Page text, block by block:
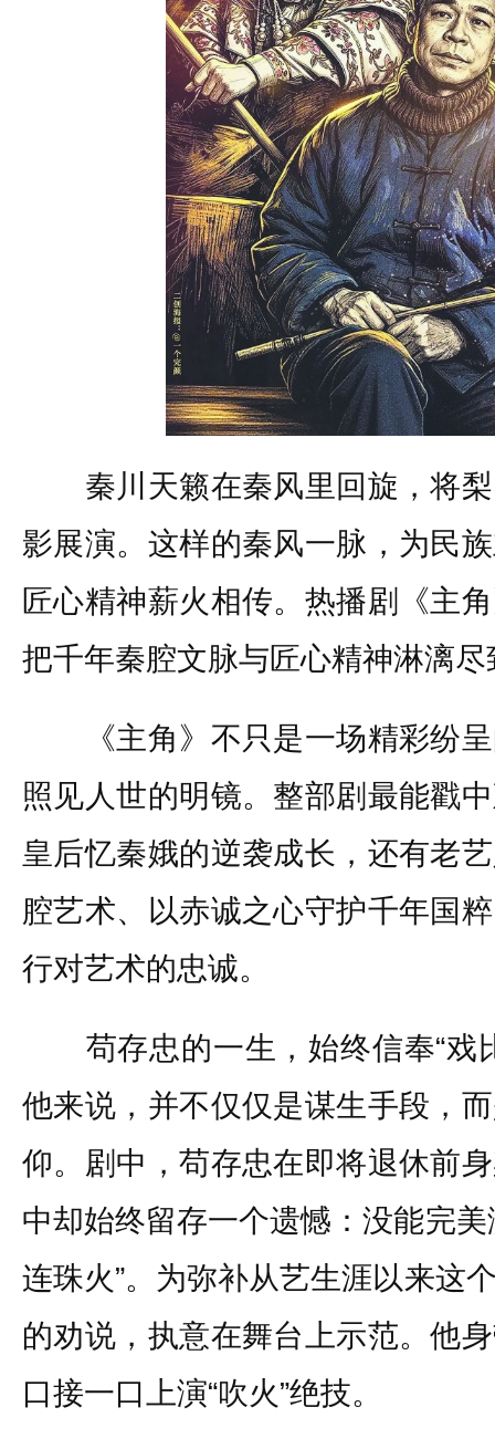
秦川天籁在秦风里回旋，将梨
影展演。这样的秦风一脉，为民
匠心精神薪火相传。热播剧《主
把千年秦腔文脉与匠心精神淋漓尽
《主角》不只是一场精彩纷呈
照见人世的明镜。整部剧最能戳
皇后忆秦娥的逆袭成长，还有老
腔艺术、以赤诚之心守护千年国
行对艺术的忠诚。
苟存忠的一生，始终信奉“戏
他来说，并不仅仅是谋生手段，
仰。剧中，苟存忠在即将退休前
中却始终留存一个遗憾：没能完
连珠火”。为弥补从艺生涯以来这
的劝说，执意在舞台上示范。他
口接一口上演“吹火”绝技。